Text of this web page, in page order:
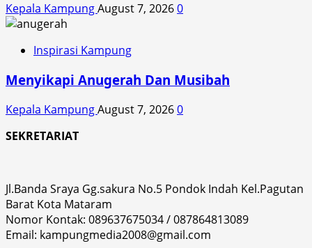
Kepala KampungAugust 7, 20260
Inspirasi Kampung
Menyikapi Anugerah Dan Musibah
Kepala KampungAugust 7, 20260
SEKRETARIAT
Jl.Banda Sraya Gg.sakura No.5 Pondok Indah Kel.Pagutan
Barat Kota Mataram
Nomor Kontak: 089637675034 / 087864813089
Email: kampungmedia2008@gmail.com